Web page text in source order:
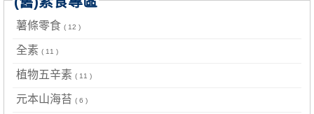
薯條零食 ( 12 )
全素 ( 11 )
植物五辛素 ( 11 )
元本山海苔 ( 6 )